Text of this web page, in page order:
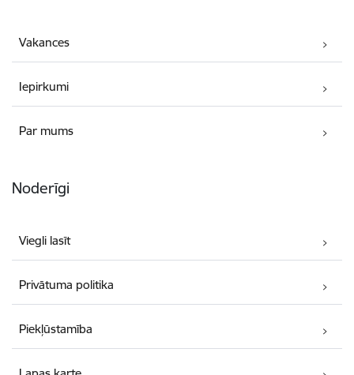
Vakances
Iepirkumi
Par mums
Noderīgi
Viegli lasīt
Privātuma politika
Piekļūstamība